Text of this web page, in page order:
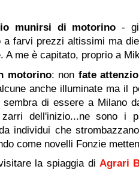
munirsi di motorino -
a farvi prezzi altissimi ma
A me è capitato, proprio a
motorino: non fate
anche illuminate ma il
sembra di essere a Milano
dell'inizio...ne sono i
individui che
come novelli Fonzie
la spiaggia di Agrari